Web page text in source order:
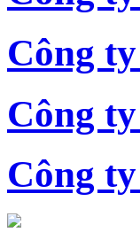
Công
Công
Công